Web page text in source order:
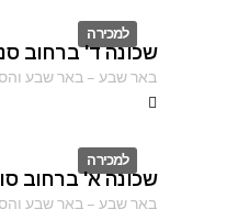
למכירה
ID
שכונה ד' ברחוב
באר שבע–באר שבע
למכירה
ID
שכונה א' ברחוב
באר שבע–באר שבע